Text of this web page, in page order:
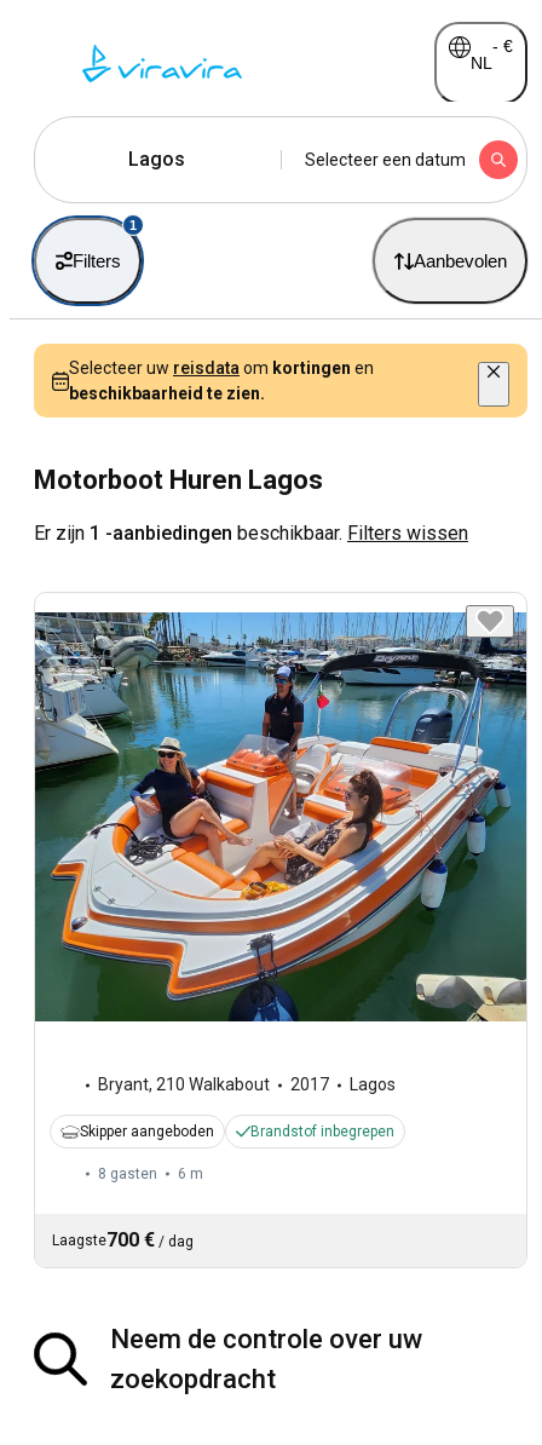
NL
- €
Lagos Selecteer een datum
Filters
1
Aanbevolen
Selecteer uw reisdata om kortingen en
beschikbaarheid te zien.
Motorboot Huren Lagos
Er zijn 1 -aanbiedingen beschikbaar. Filters wissen
Bryant, 210 Walkabout 2017 Lagos
Skipper aangeboden Brandstof inbegrepen
8 gasten 6 m
Laagste700 € / dag
Neem de controle over uw
zoekopdracht